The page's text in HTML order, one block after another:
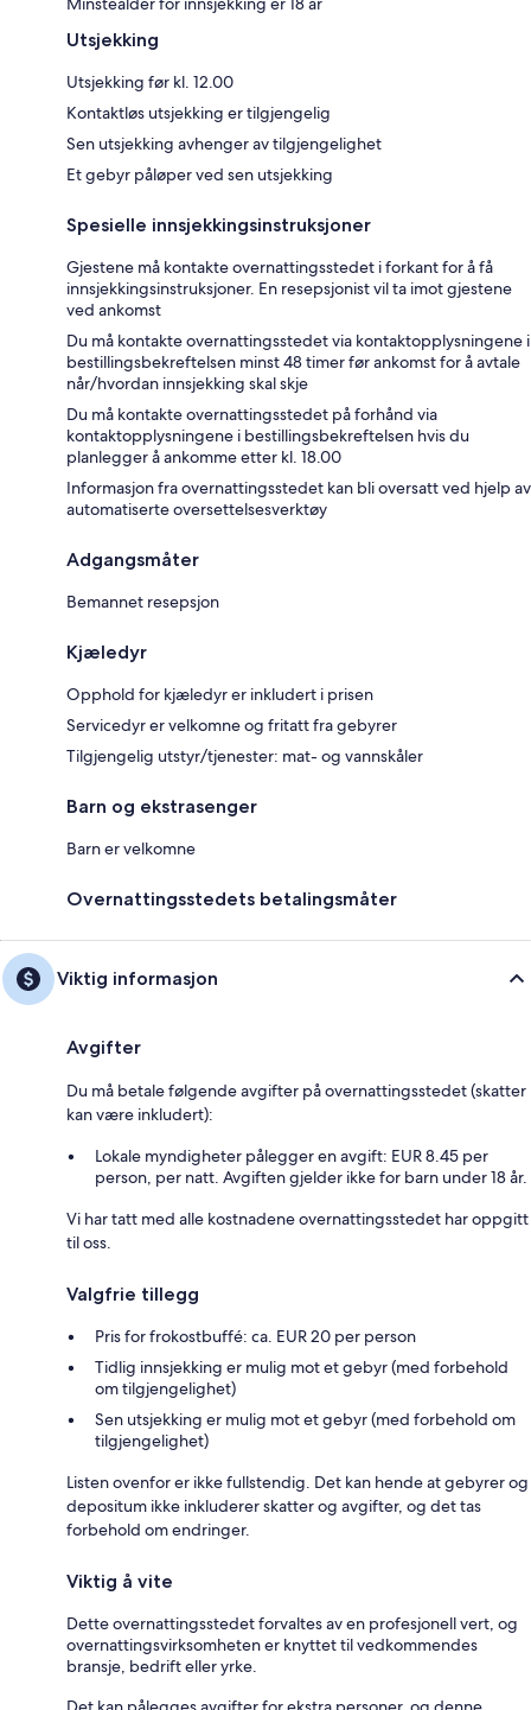
Utsjekking
Utsjekking før kl. 12.00
Kontaktløs utsjekking er tilgjengelig
Sen utsjekking avhenger av tilgjengelighet
Et gebyr påløper ved sen utsjekking
Spesielle innsjekkingsinstruksjoner
Gjestene må kontakte overnattingsstedet i forkant for å få
innsjekkingsinstruksjoner. En resepsjonist vil ta imot gjestene
ved ankomst
Du må kontakte overnattingsstedet via kontaktopplysningene i
bestillingsbekreftelsen minst 48 timer før ankomst for å avtale
når/hvordan innsjekking skal skje
Du må kontakte overnattingsstedet på forhånd via
kontaktopplysningene i bestillingsbekreftelsen hvis du
planlegger å ankomme etter kl. 18.00
Informasjon fra overnattingsstedet kan bli oversatt ved hjelp av
automatiserte oversettelsesverktøy
Adgangsmåter
Bemannet resepsjon
Kjæledyr
Opphold for kjæledyr er inkludert i prisen
Servicedyr er velkomne og fritatt fra gebyrer
Tilgjengelig utstyr/tjenester: mat- og vannskåler
Barn og ekstrasenger
Barn er velkomne
Overnattingsstedets betalingsmåter
Viktig informasjon
Avgifter
Du må betale følgende avgifter på overnattingsstedet (skatter
kan være inkludert):
Lokale myndigheter pålegger en avgift: EUR 8.45 per
person, per natt. Avgiften gjelder ikke for barn under 18 år.
Vi har tatt med alle kostnadene overnattingsstedet har oppgitt
til oss.
Valgfrie tillegg
Pris for frokostbuffé: ca. EUR 20 per person
Tidlig innsjekking er mulig mot et gebyr (med forbehold
om tilgjengelighet)
Sen utsjekking er mulig mot et gebyr (med forbehold om
tilgjengelighet)
Listen ovenfor er ikke fullstendig. Det kan hende at gebyrer og
depositum ikke inkluderer skatter og avgifter, og det tas
forbehold om endringer.
Viktig å vite
Dette overnattingsstedet forvaltes av en profesjonell vert, og
overnattingsvirksomheten er knyttet til vedkommendes
bransje, bedrift eller yrke.